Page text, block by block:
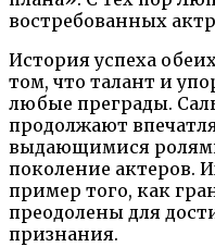
востребованных
История успеха
том, что талант и
любые преграды.
продолжают
выдающимися
поколение актеров.
пример того, как
преодолены для
признания.